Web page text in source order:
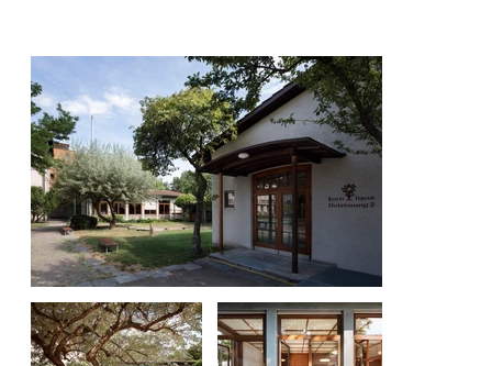
Architekten Baumanagement SIA, Zürich
Fachplaner Statik: Ruggli & Partner
Bauingenieure AG, Zürich Fachplaner
Elektrotechnik: CH-Ingenieure GmbH, Zürich
Fachplaner Haustechnik: Willi Werner
Engineering GmbH, Zürich Fachplaner
Bauphysik: A+I Kollektiv, Zürich Fotografie:
Lucas Peters, Zürich